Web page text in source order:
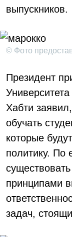
выпускников.
© Фото
Президент
Хабти
обучать
которые
политику. По
принципами
задач,